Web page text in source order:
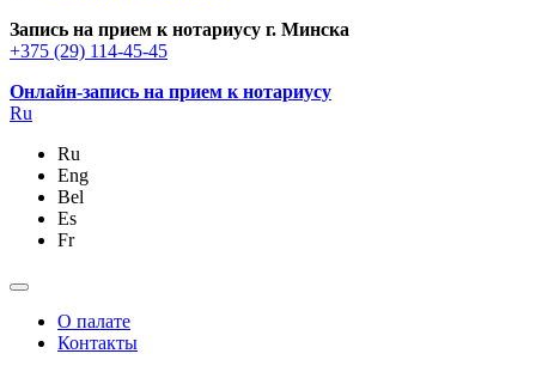
Запись на прием к нотариусу г. Минска
+375 (29) 114-45-45
Онлайн-запись на прием к нотариусу
Ru
Ru
Eng
Bel
Es
Fr
О палате
Контакты